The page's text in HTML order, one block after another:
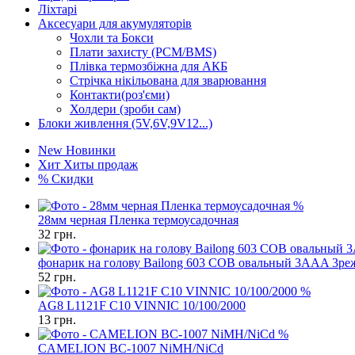
Ліхтарі
Аксесуари для акумуляторів
Чохли та Бокси
Плати захисту (PCM/BMS)
Плівка термозбіжна для АКБ
Стрічка нікільована для зварювання
Контакти(роз'єми)
Холдери (зроби сам)
Блоки живлення (5V,6V,9V12...)
New Новинки
Хит Хиты продаж
% Скидки
%
28мм черная Пленка термоусадочная
32 грн.
фонарик на голову Bailong 603 COB овальный 3AAA
52 грн.
%
AG8 L1121F C10 VINNIC 10/100/2000
13 грн.
%
CAMELION BC-1007 NiMH/NiCd